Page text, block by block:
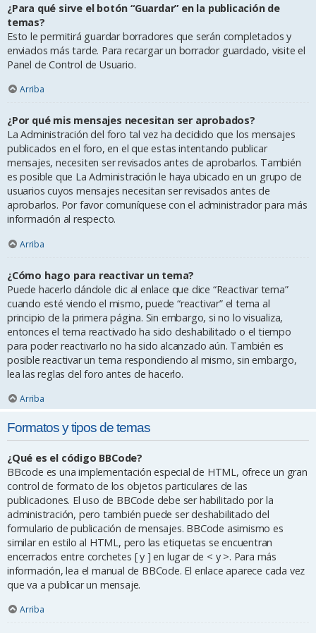
¿Para qué sirve el botón “Guardar” en la publicación de
temas?
Esto le permitirá guardar borradores que serán completados y
enviados más tarde. Para recargar un borrador guardado, visite el
Panel de Control de Usuario.
Arriba
¿Por qué mis mensajes necesitan ser aprobados?
La Administración del foro tal vez ha decidido que los mensajes
publicados en el foro, en el que estas intentando publicar
mensajes, necesiten ser revisados antes de aprobarlos. También
es posible que La Administración le haya ubicado en un grupo de
usuarios cuyos mensajes necesitan ser revisados antes de
aprobarlos. Por favor comuníquese con el administrador para más
información al respecto.
Arriba
¿Cómo hago para reactivar un tema?
Puede hacerlo dándole clic al enlace que dice “Reactivar tema”
cuando esté viendo el mismo, puede “reactivar” el tema al
principio de la primera página. Sin embargo, si no lo visualiza,
entonces el tema reactivado ha sido deshabilitado o el tiempo
para poder reactivarlo no ha sido alcanzado aún. También es
posible reactivar un tema respondiendo al mismo, sin embargo,
lea las reglas del foro antes de hacerlo.
Arriba
Formatos y tipos de temas
¿Qué es el código BBCode?
BBcode es una implementación especial de HTML, ofrece un gran
control de formato de los objetos particulares de las
publicaciones. El uso de BBCode debe ser habilitado por la
administración, pero también puede ser deshabilitado del
formulario de publicación de mensajes. BBCode asimismo es
similar en estilo al HTML, pero las etiquetas se encuentran
encerrados entre corchetes [ y ] en lugar de < y >. Para más
información, lea el manual de BBCode. El enlace aparece cada vez
que va a publicar un mensaje.
Arriba